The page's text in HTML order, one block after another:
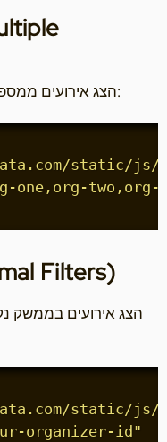
הצג אירועים ממספר מארגנים בעמוד אזורי או של סדרה:
static/js/
one,org-two,org-
Filters)
הצג אירועים בממשק
static/js/
organizer-id"